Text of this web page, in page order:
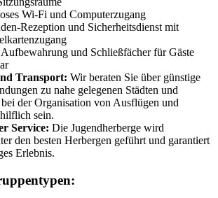
Wi-Fi und Computerzugang
Rezeption und Sicherheitsdienst mit
Aufbewahrung und Schließfächer für Gäste
Transport: Wir beraten Sie über günstige
zu nahe gelegenen Städten und
der Organisation von Ausflügen und
sein.
Service: Die Jugendherberge wird
den besten Herbergen geführt und garantiert
Erlebnis.